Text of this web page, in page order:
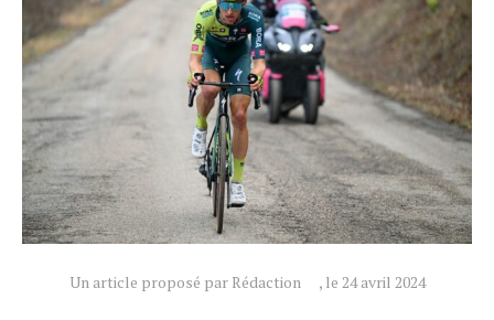
Un article proposé par Rédaction , le 24 avril 2024
Actualités
Technologies
Tests de produits